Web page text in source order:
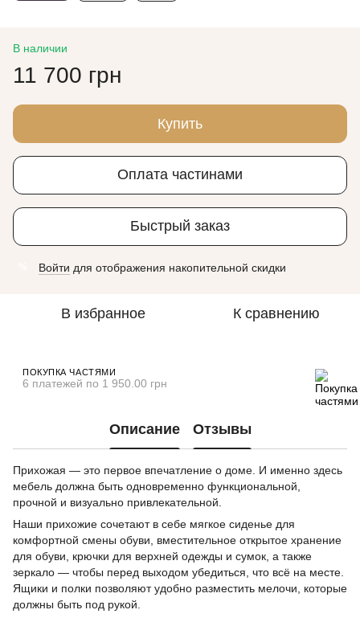
В наличии
11 700 грн
Купить
Оплата частинами
Быстрый заказ
Войти для отображения накопительной скидки
В избранное К сравнению
ПОКУПКА ЧАСТЯМИ
6 платежей по 1 950.00 грн
Описание Отзывы
Прихожая — это первое впечатление о доме. И именно здесь
мебель должна быть одновременно функциональной,
прочной и визуально привлекательной.
Наши прихожие сочетают в себе мягкое сиденье для
комфортной смены обуви, вместительное открытое хранение
для обуви, крючки для верхней одежды и сумок, а также
зеркало — чтобы перед выходом убедиться, что всё на месте.
Ящики и полки позволяют удобно разместить мелочи, которые
должны быть под рукой.